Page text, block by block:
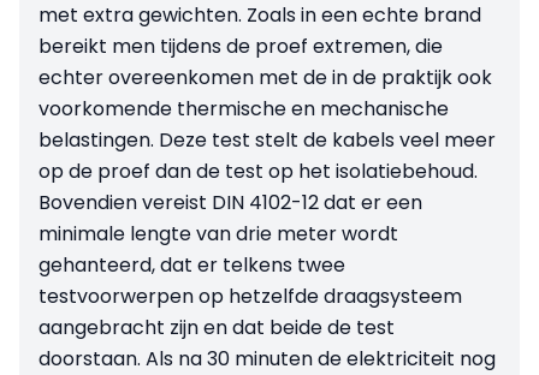
met extra gewichten. Zoals in een echte brand
bereikt men tijdens de proef extremen, die
echter overeenkomen met de in de praktijk ook
voorkomende thermische en mechanische
belastingen. Deze test stelt de kabels veel meer
op de proef dan de test op het isolatiebehoud.
Bovendien vereist DIN 4102-12 dat er een
minimale lengte van drie meter wordt
gehanteerd, dat er telkens twee
testvoorwerpen op hetzelfde draagsysteem
aangebracht zijn en dat beide de test
doorstaan. Als na 30 minuten de elektriciteit nog